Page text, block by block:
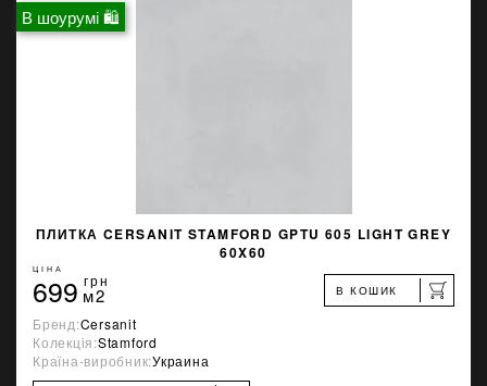
В шоурумі 🛍
ПЛИТКА CERSANIT STAMFORD GPTU 605 LIGHT GREY
60X60
ЦІНА
699 грн
м2 В КОШИК
Бренд:Cersanit
Колекція:Stamford
Країна-виробник:Украина